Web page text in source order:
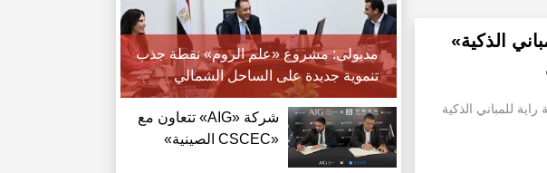
الذكية»
للمباني الذكية
مدبولى: مشروع «علم الروم» نقطة جذب
تنموية جديدة على الساحل الشمالي
شركة «AIG» تتعاون مع
«CSCEC الصينية»